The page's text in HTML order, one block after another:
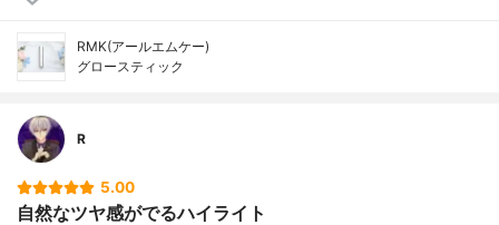
RMK(アールエムケー)
グロースティック
R
5.00
自然なツヤ感がでるハイライト